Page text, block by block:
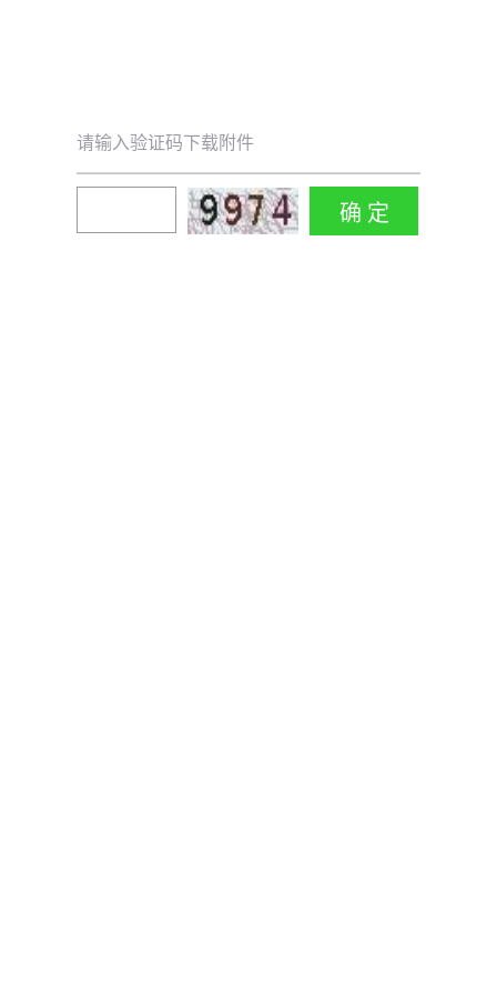
请输入验证码下载附件